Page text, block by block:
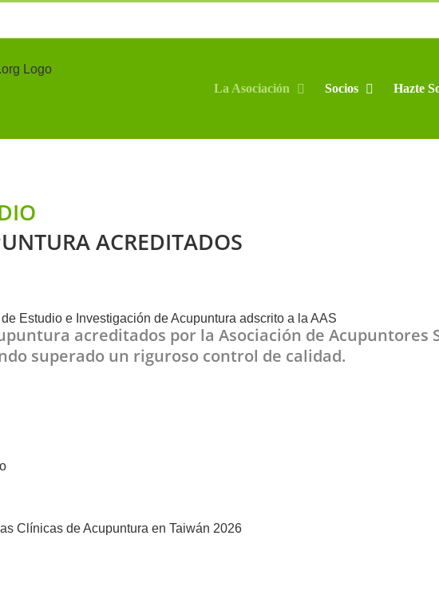
La Asociación Socios Hazte
ACREDITADOS
acreditados por la Asociación de
superado un riguroso control de calidad.